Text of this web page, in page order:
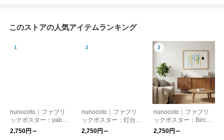
このストアの人気アイテムランキング
nunocoto｜ファブリ
ックポスター：yabai
（井上陽子）
2,750円～
nunocoto｜ファブリ
ックポスター：灯台
（カシワイ）
2,750円～
nunocoto｜ファブリ
ックポスター：Birch
Silence（ムラタトモ
コ）
2,750円～